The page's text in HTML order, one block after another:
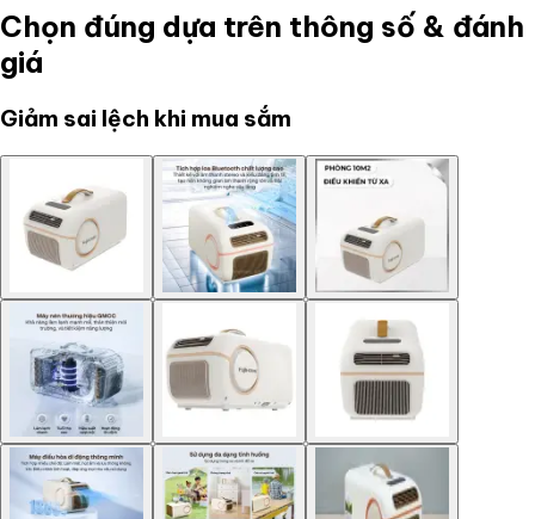
Chọn đúng dựa trên thông số & đánh
giá
Giảm sai lệch khi mua sắm